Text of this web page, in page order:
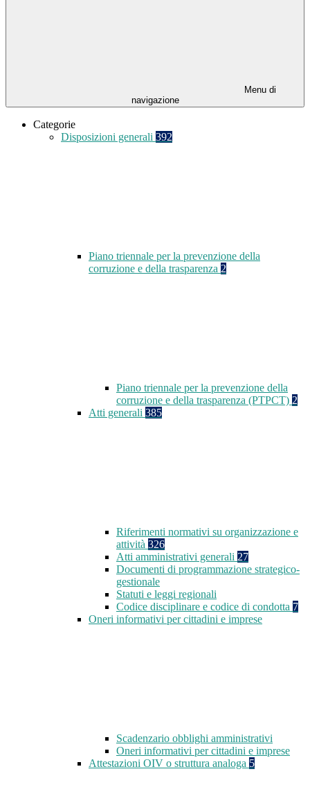
Menu di
navigazione
Categorie
Disposizioni generali 392
Piano triennale per la prevenzione della
corruzione e della trasparenza 2
Piano triennale per la prevenzione della
corruzione e della trasparenza (PTPCT) 2
Atti generali 385
Riferimenti normativi su organizzazione e
attività 326
Atti amministrativi generali 27
Documenti di programmazione strategico-
gestionale
Statuti e leggi regionali
Codice disciplinare e codice di condotta 7
Oneri informativi per cittadini e imprese
Scadenzario obblighi amministrativi
Oneri informativi per cittadini e imprese
Attestazioni OIV o struttura analoga 5